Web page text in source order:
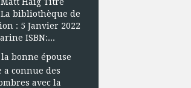
bibliothèque de
: 5 Janvier 2022
ISBN:...
bonne épouse
a connue des
avec la